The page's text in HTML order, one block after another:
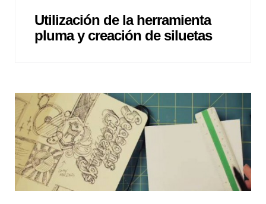
Utilización de la herramienta
pluma y creación de siluetas